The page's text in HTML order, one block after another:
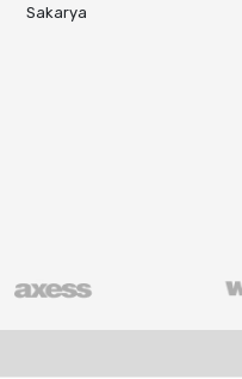
Sakarya